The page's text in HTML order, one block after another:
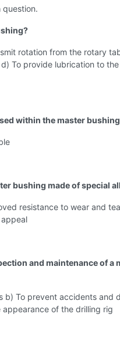
question.
rotation from the rotary
To provide lubrication to
within the master
bushing made of special
resistance to wear and
and maintenance of a
b) To prevent accidents and
of the drilling rig